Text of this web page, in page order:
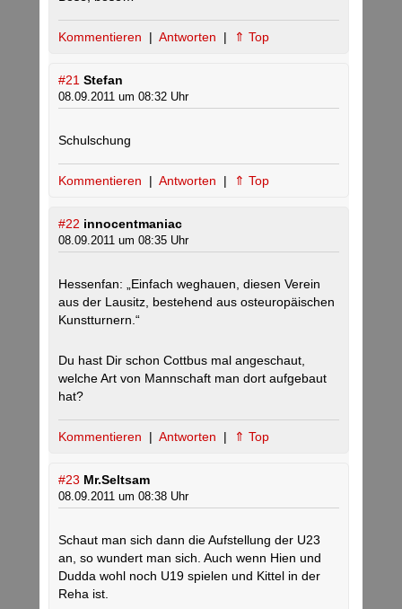
Kommentieren | Antworten | ⇑ Top
#21 Stefan
08.09.2011 um 08:32 Uhr
Schulschung
Kommentieren | Antworten | ⇑ Top
#22 innocentmaniac
08.09.2011 um 08:35 Uhr
Hessenfan: „Einfach weghauen, diesen Verein
aus der Lausitz, bestehend aus osteuropäischen
Kunstturnern.“
Du hast Dir schon Cottbus mal angeschaut,
welche Art von Mannschaft man dort aufgebaut
hat?
Kommentieren | Antworten | ⇑ Top
#23 Mr.Seltsam
08.09.2011 um 08:38 Uhr
Schaut man sich dann die Aufstellung der U23
an, so wundert man sich. Auch wenn Hien und
Dudda wohl noch U19 spielen und Kittel in der
Reha ist.